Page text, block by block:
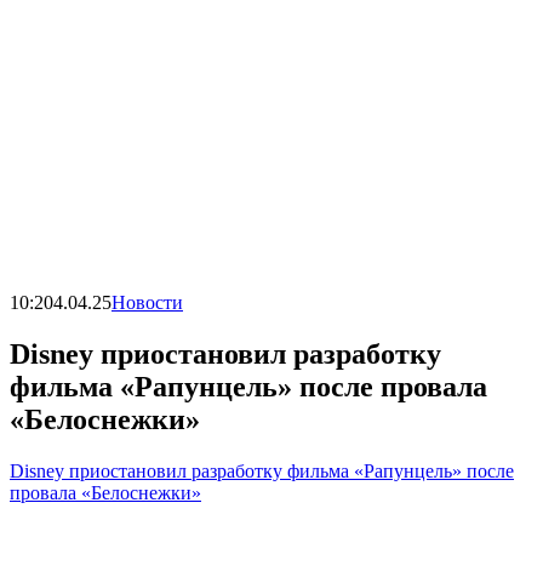
10:204.04.25Новости
Disney приостановил разработку
фильма «Рапунцель» после провала
«Белоснежки»
Disney приостановил разработку фильма «Рапунцель» после
провала «Белоснежки»